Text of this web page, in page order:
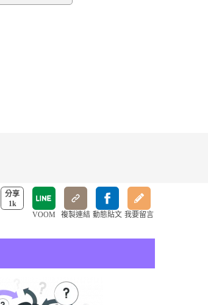
分享
1k
VOOM
複製連結 動態貼文 我要留言